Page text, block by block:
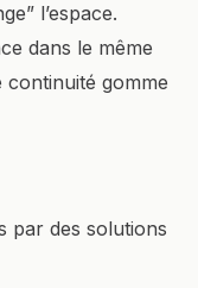
l’espace.
dans le même
gomme
par des solutions